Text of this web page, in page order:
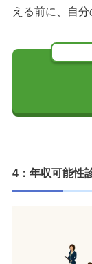
える前に、自
4：年収可能性